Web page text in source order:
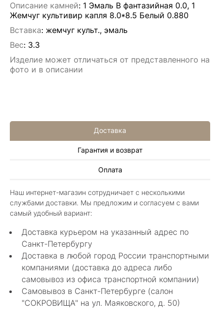
Описание камней: 1 Эмаль B фантазийная 0.0, 1
Жемчуг культивир капля 8.0*8.5 Белый 0.880
Вставка: жемчуг культ., эмаль
Вес: 3.3
Изделие может отличаться от представленного на
фото и в описании
Доставка
Гарантия и возврат
Оплата
Наш интернет-магазин сотрудничает с несколькими
службами доставки. Мы предложим и согласуем с вами
самый удобный вариант:
Доставка курьером на указанный адрес по
Санкт-Петербургу
Доставка в любой город России транспортными
компаниями (доставка до адреса либо
самовывоз из офиса транспортной компании)
Самовывоз в Санкт-Петербурге (салон
"СОКРОВИЩА" на ул. Маяковского, д. 50)
Алла Майорова
Классные изделия, оригинальные не похожие
в других магазинах. Сотрудники очень
грамотные специалисты в своем деле помогли
с выбором.
Показать полностью
Нелли Г.
4 мая 2025
Каждый раз бывая на Большой Конюшенной
12 в Санкт-Петербурге посещаю этот